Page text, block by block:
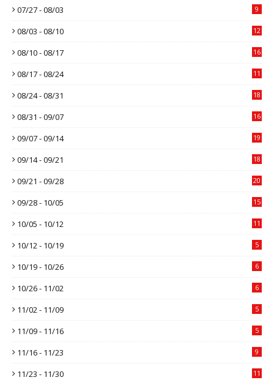
07/27 - 08/03 9
08/03 - 08/10 12
08/10 - 08/17 16
08/17 - 08/24 11
08/24 - 08/31 18
08/31 - 09/07 16
09/07 - 09/14 19
09/14 - 09/21 18
09/21 - 09/28 20
09/28 - 10/05 15
10/05 - 10/12 11
10/12 - 10/19 5
10/19 - 10/26 6
10/26 - 11/02 6
11/02 - 11/09 5
11/09 - 11/16 5
11/16 - 11/23 9
11/23 - 11/30 11